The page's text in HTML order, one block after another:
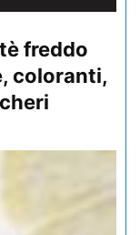
freddo
coloranti,